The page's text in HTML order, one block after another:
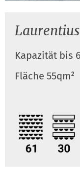
Laurentius
Kapazität bis
Fläche 55qm²